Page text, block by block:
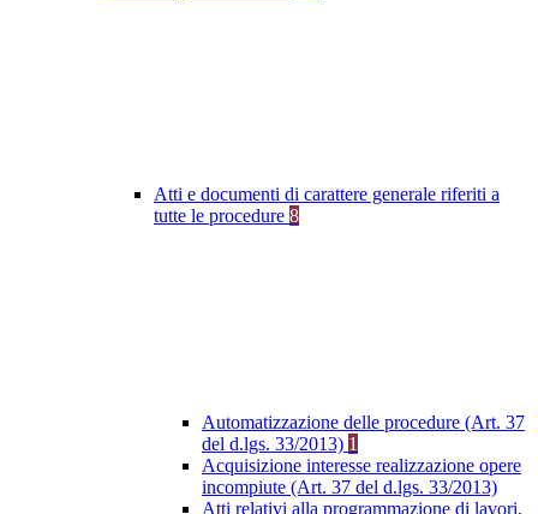
Atti e documenti di carattere generale riferiti a
tutte le procedure 8
Automatizzazione delle procedure (Art. 37
del d.lgs. 33/2013) 1
Acquisizione interesse realizzazione opere
incompiute (Art. 37 del d.lgs. 33/2013)
Atti relativi alla programmazione di lavori,